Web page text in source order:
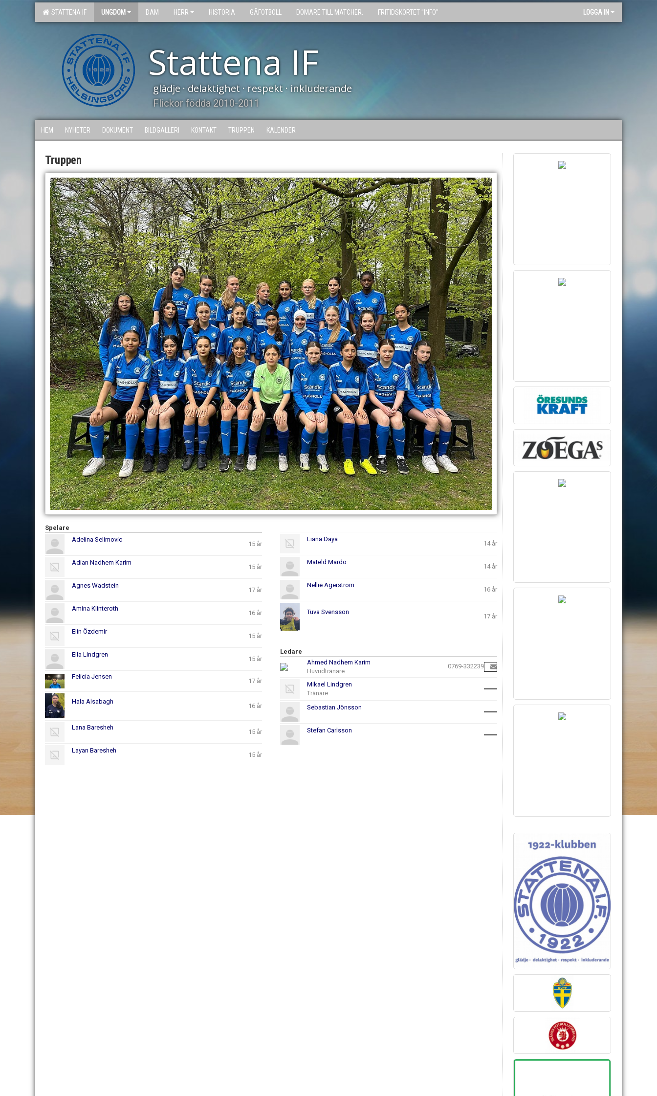
STATTENA IF UNGDOM DAM HERR HISTORIA GÅFOTBOLL DOMARE TILL MATCHER. FRITIDSKORTET "INFO" LOGGA IN
Stattena IF
glädje · delaktighet · respekt · inkluderande
Flickor födda 2010-2011
HEM NYHETER DOKUMENT BILDGALLERI KONTAKT TRUPPEN KALENDER
Truppen
Spelare
Adelina Selimovic
15 år
Adian Nadhem Karim
15 år
Agnes Wadstein
17 år
Amina Klinteroth
16 år
Elin Özdemir
15 år
Ella Lindgren
15 år
Felicia Jensen
17 år
Hala Alsabagh
16 år
Lana Baresheh
15 år
Layan Baresheh
15 år
Liana Daya
14 år
Mateld Mardo
14 år
Nellie Agerström
16 år
Tuva Svensson
17 år
Ledare
Ahmed Nadhem Karim
Huvudtränare
0769-332239
Mikael Lindgren
Tränare
Sebastian Jönsson
Stefan Carlsson